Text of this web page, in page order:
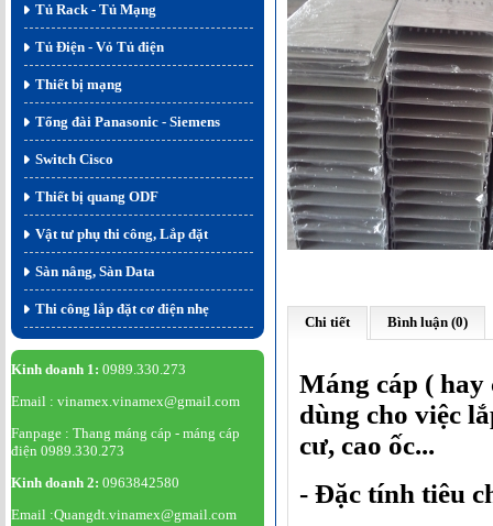
Tủ Rack - Tủ Mạng
Tủ Điện - Vỏ Tủ điện
Thiết bị mạng
Tổng đài Panasonic - Siemens
Switch Cisco
Thiết bị quang ODF
Vật tư phụ thi công, Lắp đặt
Sàn nâng, Sàn Data
Thi công lắp đặt cơ điện nhẹ
Kinh doanh 1: 0989.330.273
Email : vinamex.vinamex@gmail.com
Fanpage : Thang máng cáp - máng cáp
điện 0989.330.273
Kinh doanh 2: 0963842580
Email :Quangdt.vinamex@gmail.com
Chi tiết Bình luận (0)
Máng cáp (
dùng cho việc
cư, cao ốc...
- Đặc tính tiêu